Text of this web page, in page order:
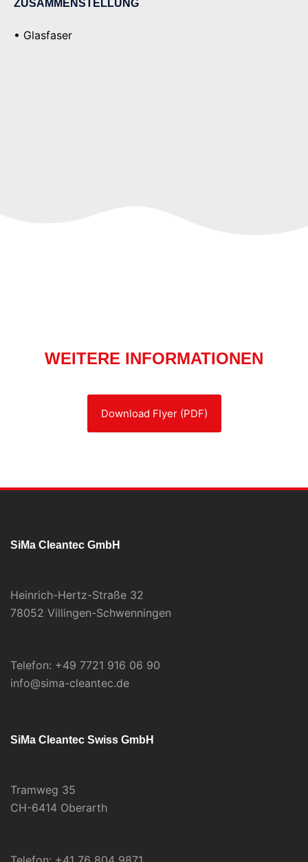
ZUSAMMENSTELLUNG
• Glasfaser
WEITERE INFORMATIONEN
Download Flyer (PDF)
SiMa Cleantec GmbH
Heinrich-Hertz-Straße 32
78052 Villingen-Schwenningen
Telefon: +49 7721 916 06 90
info@sima-cleantec.de
SiMa Cleantec Swiss GmbH
Tramweg 35
CH-6414 Oberarth